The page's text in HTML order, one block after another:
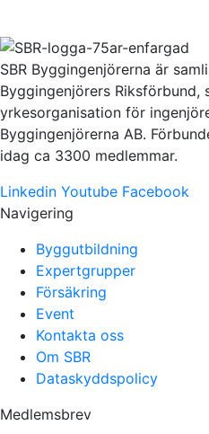
SBR Byggingenjörerna är
Byggingenjörers Riksförbund,
yrkesorganisation för
Byggingenjörerna AB.
idag ca 3300 medlemmar.
Linkedin Youtube Facebook
Navigering
Byggutbildning
Expertgrupper
Försäkring
Event
Kontakta oss
Om SBR
Dataskyddspolicy
Medlemsbrev